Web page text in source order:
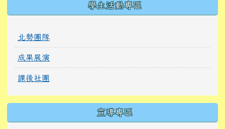
學生活動專區
北勢團隊
成果展演
課後社團
宣導專區